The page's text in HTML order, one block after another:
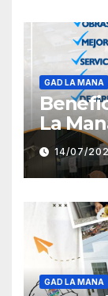
GAD LA MANA
La
14/07/
GAD LA MANA